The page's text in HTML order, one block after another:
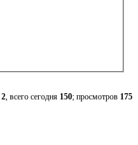
2, всего сегодня 150; просмотров 175